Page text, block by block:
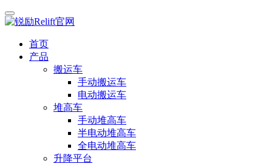
首页
产品
搬运车
手动搬运车
电动搬运车
堆高车
手动堆高车
半电动堆高车
全电动堆高车
升降平台